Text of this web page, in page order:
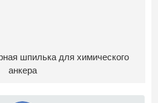
шпилька для химического
анкера